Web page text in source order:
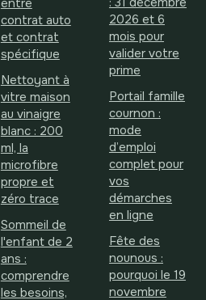
entre
contrat auto
et contrat
spécifique
Nettoyant à
vitre maison
au vinaigre
blanc : 200
ml, la
microfibre
propre et
zéro trace
Sommeil de
l'enfant de 2
ans :
comprendre
les besoins,
2026 et 6
mois pour
valider votre
prime
Portail famille
cournon :
mode
d’emploi
complet pour
vos
démarches
en ligne
Fête des
nounous :
pourquoi le 19
novembre